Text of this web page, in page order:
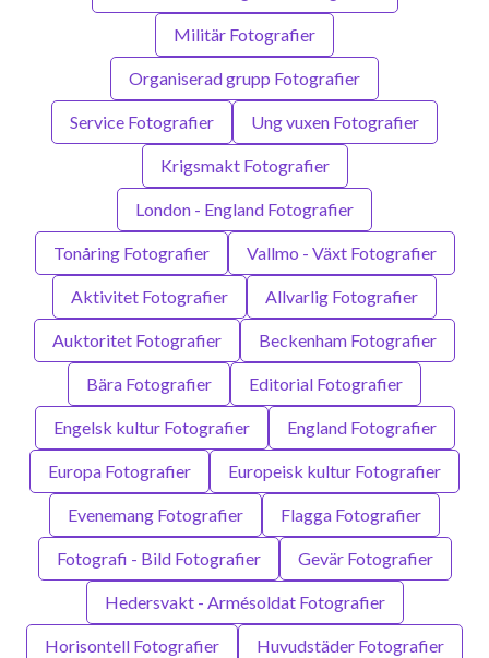
Militär Fotografier
Organiserad grupp Fotografier
Service Fotografier Ung vuxen Fotografier
Krigsmakt Fotografier
London - England Fotografier
Tonåring Fotografier Vallmo - Växt Fotografier
Aktivitet Fotografier Allvarlig Fotografier
Auktoritet Fotografier Beckenham Fotografier
Bära Fotografier Editorial Fotografier
Engelsk kultur Fotografier England Fotografier
Europa Fotografier Europeisk kultur Fotografier
Evenemang Fotografier Flagga Fotografier
Fotografi - Bild Fotografier Gevär Fotografier
Hedersvakt - Armésoldat Fotografier
Horisontell Fotografier Huvudstäder Fotografier